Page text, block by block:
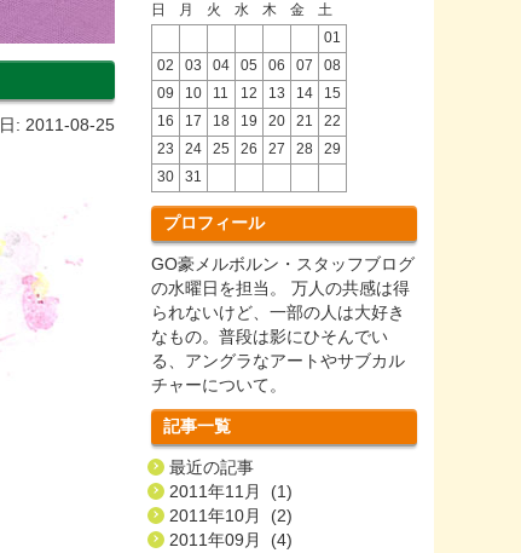
: 2011-08-25
日 月 火 水 木 金
土
01
02
03 04 05 06 07
08
09
10 11 12 13 14
15
16
17 18 19 20 21
22
23
24 25 26 27 28
29
30
31
プロフィール
GO豪メルボルン・スタッフブログ
の水曜日を担当。 万人の共感は得
られないけど、一部の人は大好き
なもの。普段は影にひそんでい
る、アングラなアートやサブカル
チャーについて。
記事一覧
最近の記事
2011年11月 (1)
2011年10月 (2)
2011年09月 (4)